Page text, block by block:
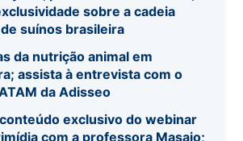
sobre a cadeia
suínos brasileira
da nutrição animal em
assista à entrevista com o
da Adisseo
exclusivo do webinar
com a professora Masaio;